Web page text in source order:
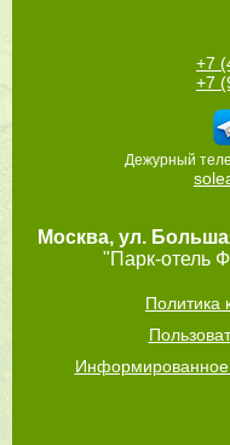
+7
+7
Дежурный
Москва, ул.
"Парк-отель
Политика
Информированное